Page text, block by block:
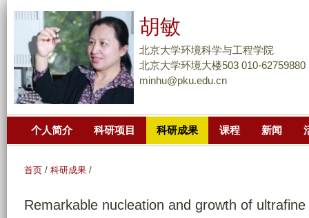
页
主
分
胡敏
北京大学环境科学与工程学院
北京大学环境大楼503 010-62759880
minhu@pku.edu.cn
个人简介 科研项目 科研成果 课程 新闻
首页 / 科研成果 /
Remarkable nucleation and growth of